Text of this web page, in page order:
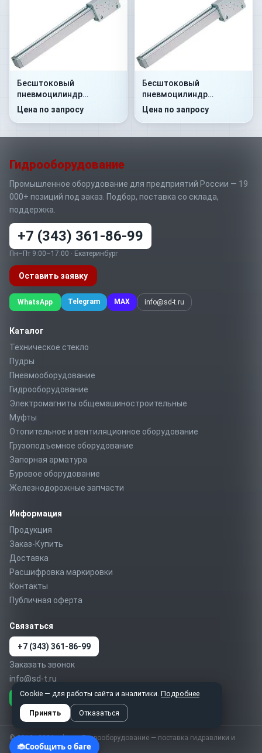
Бесштоковый
пневмоцилиндр
52M2P25A0150
Цена по запросу
Бесштоковый
пневмоцилиндр
52M2P25A0160
Цена по запросу
Гидрооборудование
Промышленное оборудование для предприятий России — 19
000+ позиций под заказ. Подбор, поставка со склада,
поддержка.
+7 (343) 361-86-99
Пн–Пт 9:00–17:00 · Екатеринбург
Оставить заявку
WhatsApp Telegram MAX info@sd-t.ru
Каталог
Техническое стекло
Пудры
Пневмооборудование
Гидрооборудование
Электромагниты общемашиностроительные
Муфты
Отопительное и вентиляционное оборудование
Грузоподъемное оборудование
Запорная арматура
Буровое оборудование
Железнодорожные запчасти
Информация
Продукция
Заказ-Купить
Доставка
Расшифровка маркировки
Контакты
Публичная оферта
Связаться
+7 (343) 361-86-99
Заказать звонок
info@sd-t.ru
WhatsApp Telegram MAX
© 2010–2026 sd-t.ru · Гидрооборудование — поставка гидравлики и
пневматики по России
Cookie — для работы сайта и аналитики. Подробнее
Принять Отказаться